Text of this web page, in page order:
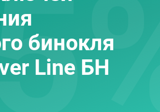
бинокля
Line БН